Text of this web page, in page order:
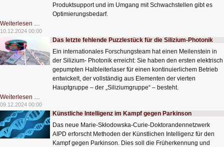
Produktsupport und im Umgang mit Schwachstellen gibt es
Optimierungsbedarf.
Weiterlesen …
Heizkörperthermostate
mit
10.12.2024 00:00
Das letzte fehlende Puzzlestück für die Silizium-Photonik
Ein internationales Forschungsteam hat einen Meilenstein in
der Silizium- Photonik erreicht: Sie haben den ersten elektrisch
gepumpten Halbleiterlaser für einen kontinuierlichem Betrieb
entwickelt, der vollständig aus Elementen der vierten
Hauptgruppe – der „Siliziumgruppe“ – besteht.
Weiterlesen …
letzte
fehlende
Puzzlestück
für
die
Silizium-
Photonik
09.12.2024 00:00
Künstliche Intelligenz im Kampf gegen Parkinson
Das neue Marie-Skłodowska-Curie-Doktorandennetzwerk
AIPD erforscht Methoden der Künstlichen Intelligenz für den
Kampf gegen Parkinson. Dies soll die Früherkennung und